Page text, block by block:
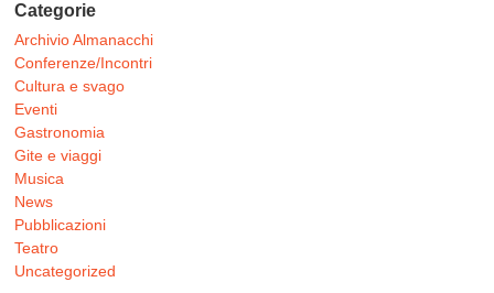
Categorie
Archivio Almanacchi
Conferenze/Incontri
Cultura e svago
Eventi
Gastronomia
Gite e viaggi
Musica
News
Pubblicazioni
Teatro
Uncategorized